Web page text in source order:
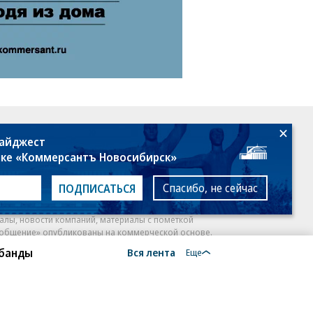
Вся лента Еще
18+
новости компаний, материалы с пометкой
опубликованы на коммерческой основе.
рекомендательные технологии. Подробнее
«Коммерсантъ Новосибирск»
ПОДПИСАТЬСЯ Спасибо, не сейчас